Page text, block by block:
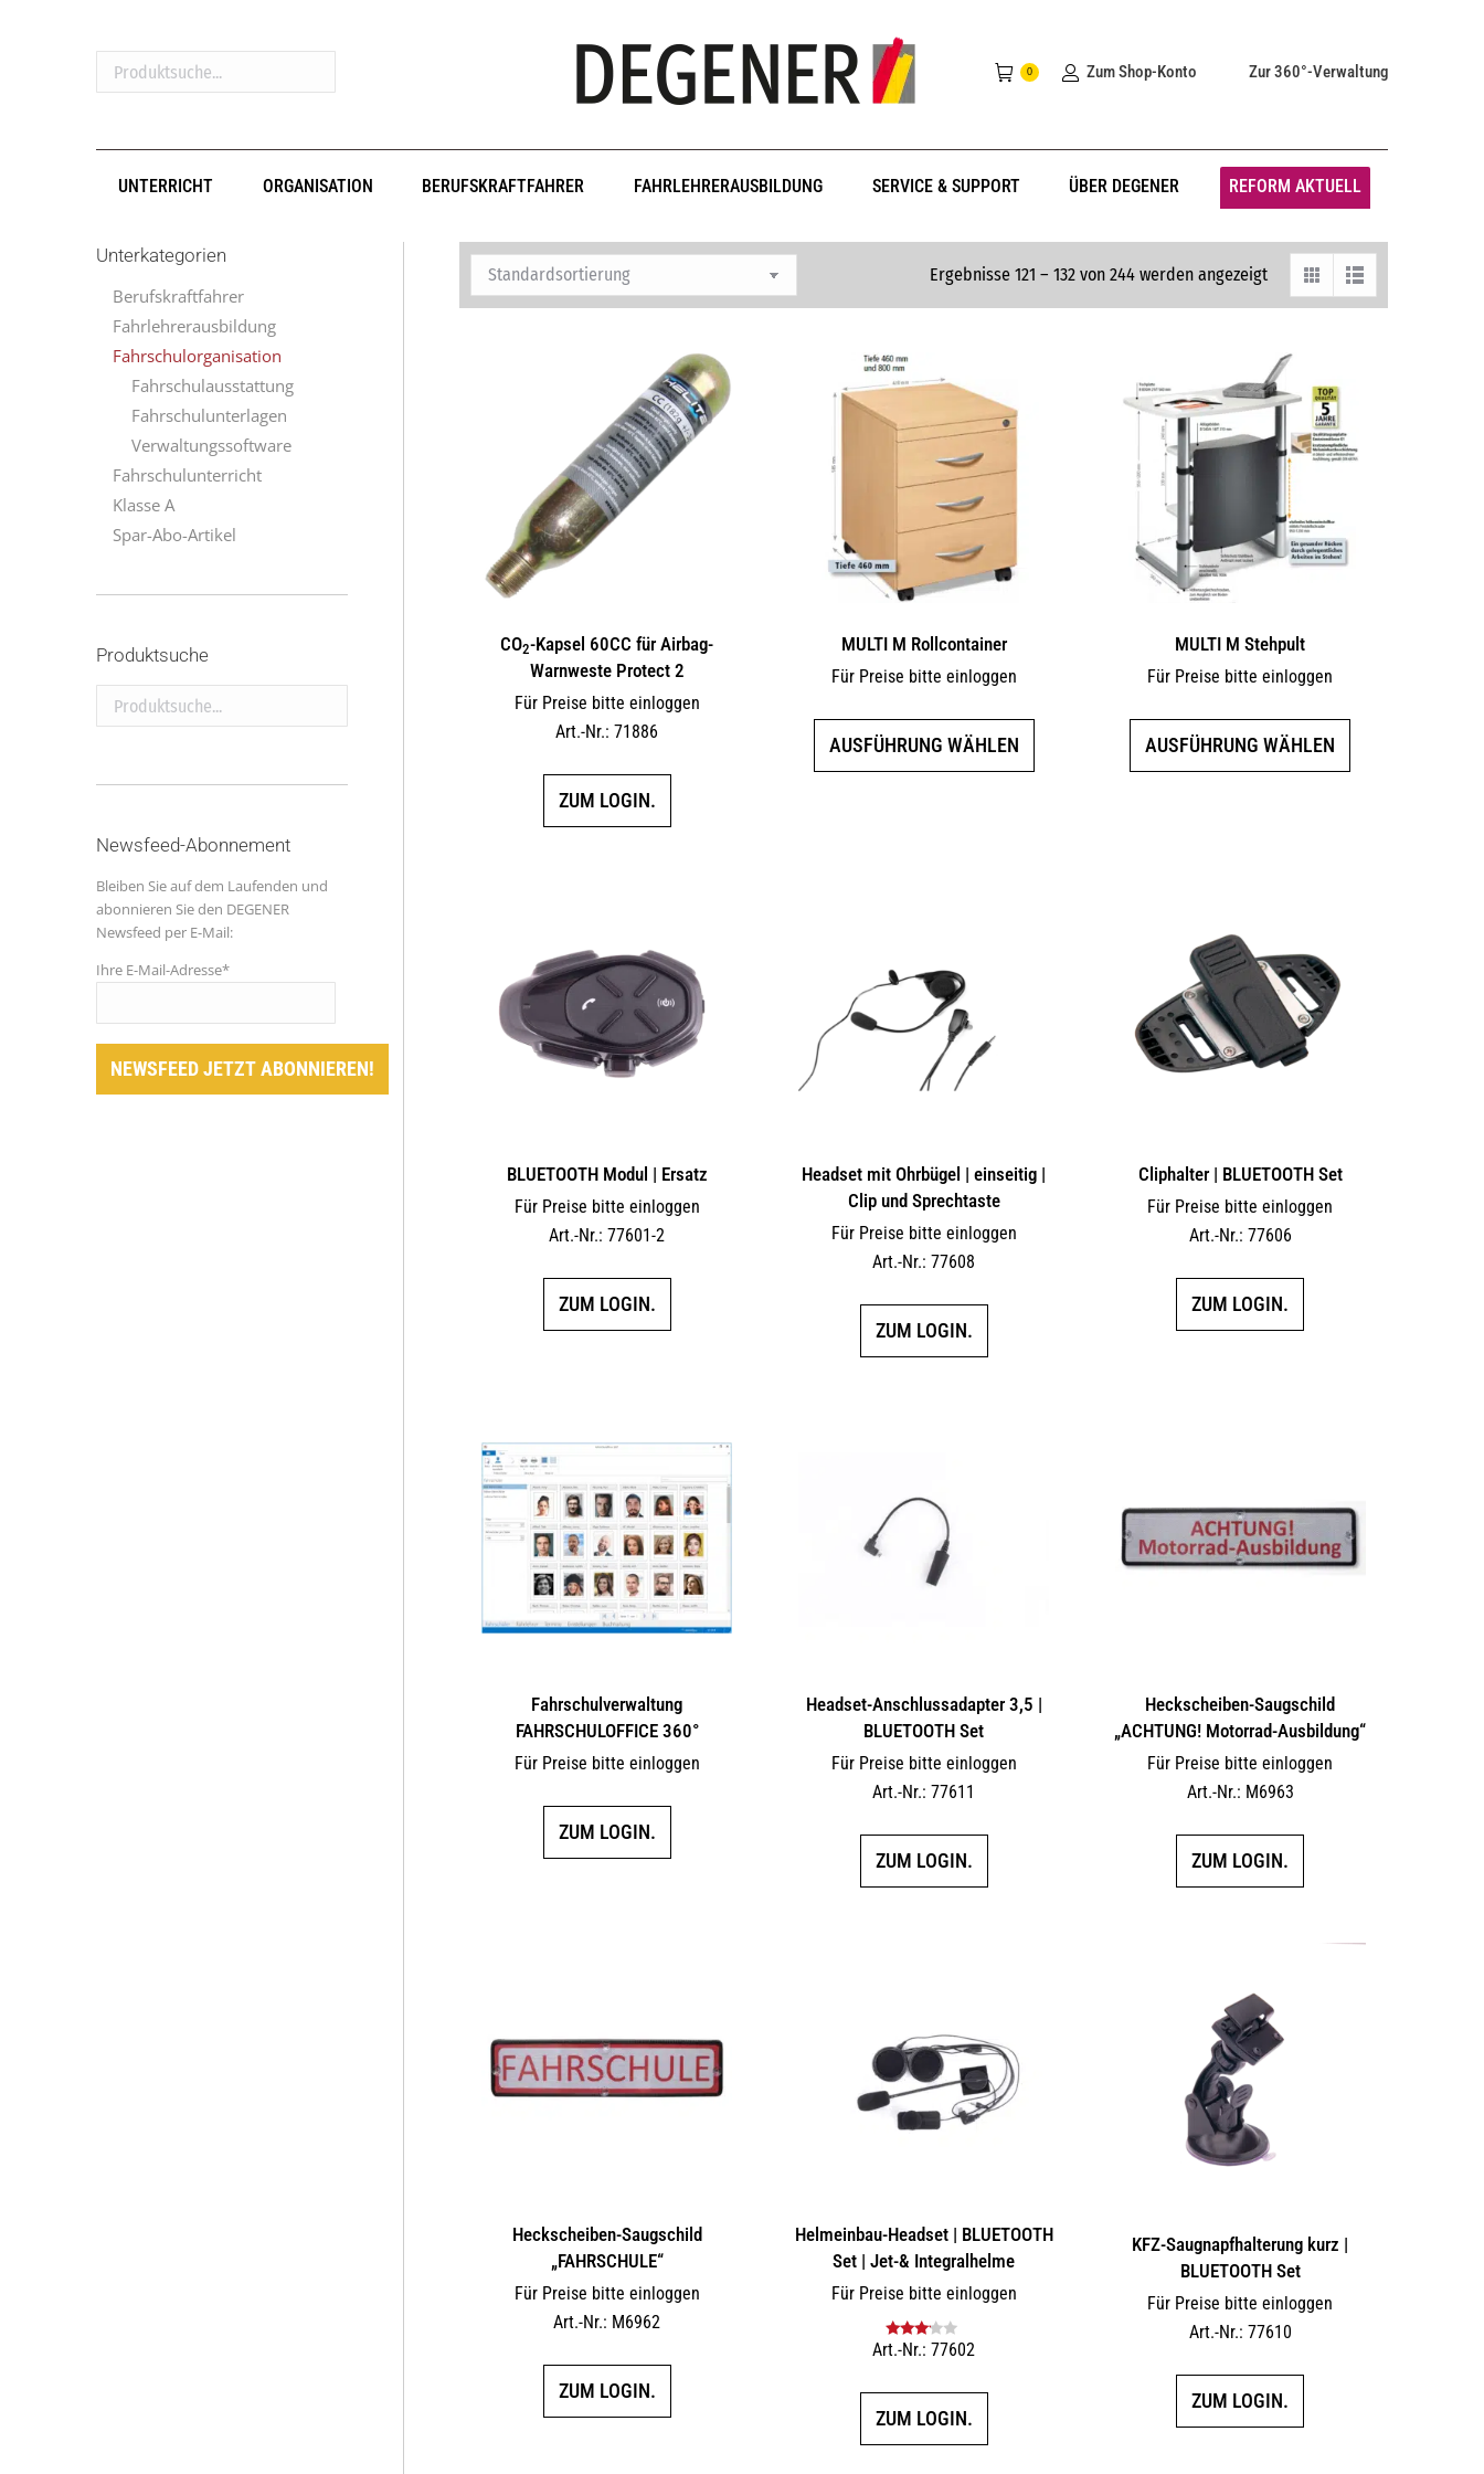
Produktsuche...
0 Zum Shop-Konto Zur 360°-Verwaltung
UNTERRICHT ORGANISATION BERUFSKRAFTFAHRER FAHRLEHRERAUSBILDUNG SERVICE & SUPPORT ÜBER DEGENER REFORM AKTUELL
Ergebnisse 121 – 132 von 244 werden angezeigt
CO2-Kapsel 60CC für Airbag-
Warnweste Protect 2
Für Preise bitte einloggen
Art.-Nr.: 71886
ZUM LOGIN.
MULTI M Rollcontainer
Für Preise bitte einloggen
AUSFÜHRUNG WÄHLEN
MULTI M Stehpult
Für Preise bitte einloggen
AUSFÜHRUNG WÄHLEN
BLUETOOTH Modul | Ersatz
Für Preise bitte einloggen
Art.-Nr.: 77601-2
ZUM LOGIN.
Headset mit Ohrbügel | einseitig |
Clip und Sprechtaste
Für Preise bitte einloggen
Art.-Nr.: 77608
ZUM LOGIN.
Cliphalter | BLUETOOTH Set
Für Preise bitte einloggen
Art.-Nr.: 77606
ZUM LOGIN.
Fahrschulverwaltung
FAHRSCHULOFFICE 360°
Für Preise bitte einloggen
ZUM LOGIN.
Headset-Anschlussadapter 3,5 |
BLUETOOTH Set
Für Preise bitte einloggen
Art.-Nr.: 77611
ZUM LOGIN.
Heckscheiben-Saugschild
„ACHTUNG! Motorrad-Ausbildung“
Für Preise bitte einloggen
Art.-Nr.: M6963
ZUM LOGIN.
Heckscheiben-Saugschild
„FAHRSCHULE“
Für Preise bitte einloggen
Art.-Nr.: M6962
ZUM LOGIN.
Helmeinbau-Headset | BLUETOOTH
Set | Jet-& Integralhelme
Für Preise bitte einloggen
Bewertet
von 5
Art.-Nr.: 77602
ZUM LOGIN.
KFZ-Saugnapfhalterung kurz |
BLUETOOTH Set
Für Preise bitte einloggen
Art.-Nr.: 77610
ZUM LOGIN.
Unterkategorien
Berufskraftfahrer
Fahrlehrerausbildung
Fahrschulorganisation
Fahrschulausstattung
Fahrschulunterlagen
Verwaltungssoftware
Fahrschulunterricht
Klasse A
Spar-Abo-Artikel
Produktsuche
Produktsuche...
Newsfeed-Abonnement
Bleiben Sie auf dem Laufenden und
abonnieren Sie den DEGENER
Newsfeed per E-Mail:
Ihre E-Mail-Adresse*